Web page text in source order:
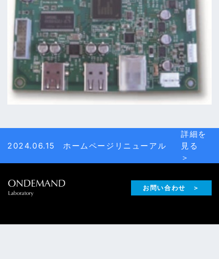
2024.06.15 ホームページリニューアル
詳細を
見る
＞
お問い合わせ ＞